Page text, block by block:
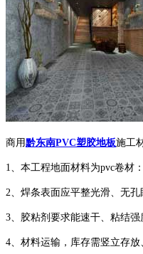
商用黔东南PVC塑胶地板施工
1、本工程地面材料为pvc卷材
2、焊条表面应平整光滑、无
3、胶粘剂要求能速干、粘结
4、材料运输，库存需竖立存